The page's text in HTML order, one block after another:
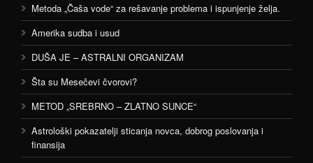
Metoda „Čaša vode“ za rešavanje problema i ispunjenje želja.
Amerika sudba i usud
DUŠA JE – ASTRALNI ORGANIZAM
Šta su Mesečevi čvorovi?
METOD „SREBRNO – ZLATNO SUNCE“
Astrološki pokazatelji sticanja novca, dobrog poslovanja i
finansija